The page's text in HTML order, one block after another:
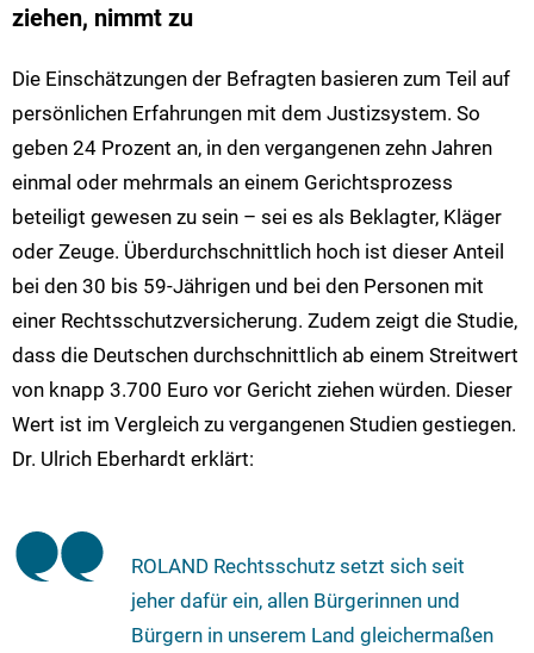
ziehen, nimmt zu
Die Einschätzungen der Befragten basieren zum Teil auf
persönlichen Erfahrungen mit dem Justizsystem. So
geben 24 Prozent an, in den vergangenen zehn Jahren
einmal oder mehrmals an einem Gerichtsprozess
beteiligt gewesen zu sein – sei es als Beklagter, Kläger
oder Zeuge. Überdurchschnittlich hoch ist dieser Anteil
bei den 30 bis 59-Jährigen und bei den Personen mit
einer Rechtsschutzversicherung. Zudem zeigt die Studie,
dass die Deutschen durchschnittlich ab einem Streitwert
von knapp 3.700 Euro vor Gericht ziehen würden. Dieser
Wert ist im Vergleich zu vergangenen Studien gestiegen.
Dr. Ulrich Eberhardt erklärt:
ROLAND Rechtsschutz setzt sich seit
jeher dafür ein, allen Bürgerinnen und
Bürgern in unserem Land gleichermaßen